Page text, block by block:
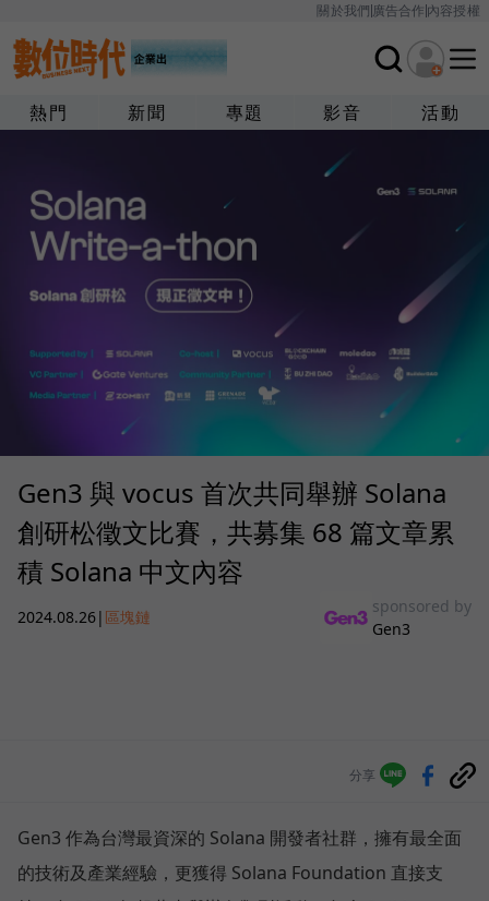
關於我們廣告合作內容授權
熱門 新聞 專題 影音 活動
Gen3 與 vocus 首次共同舉辦 Solana
創研松徵文比賽，共募集 68 篇文章累
積 Solana 中文內容
2024.08.26| 區塊鏈
sponsored by
Gen3
分享
Gen3 作為台灣最資深的 Solana 開發者社群，擁有最全面
的技術及產業經驗，更獲得 Solana Foundation 直接支